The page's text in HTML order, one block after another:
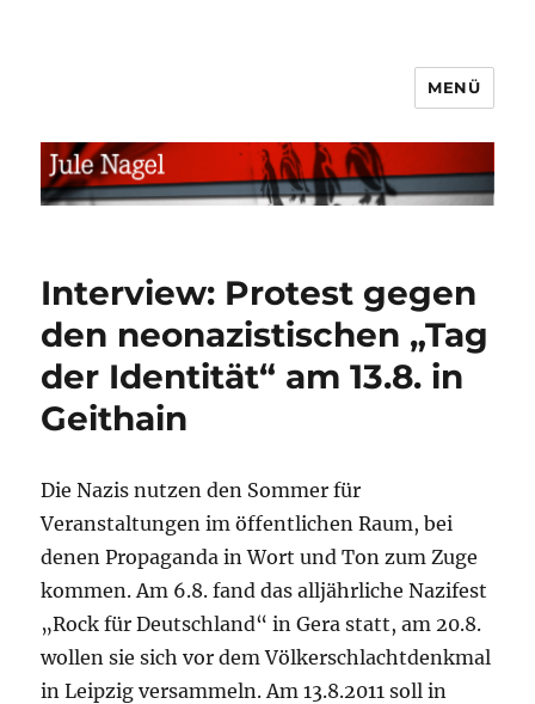
MENÜ
Interview: Protest gegen
den neonazistischen „Tag
der Identität“ am 13.8. in
Geithain
Die Nazis nutzen den Sommer für
Veranstaltungen im öffentlichen Raum, bei
denen Propaganda in Wort und Ton zum Zuge
kommen. Am 6.8. fand das alljährliche Nazifest
„Rock für Deutschland“ in Gera statt, am 20.8.
wollen sie sich vor dem Völkerschlachtdenkmal
in Leipzig versammeln. Am 13.8.2011 soll in